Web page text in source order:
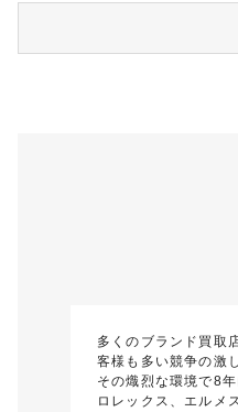
多くのブランド買取
客様も多い競争の激
その熾烈な環境で8
ロレックス、エルメ